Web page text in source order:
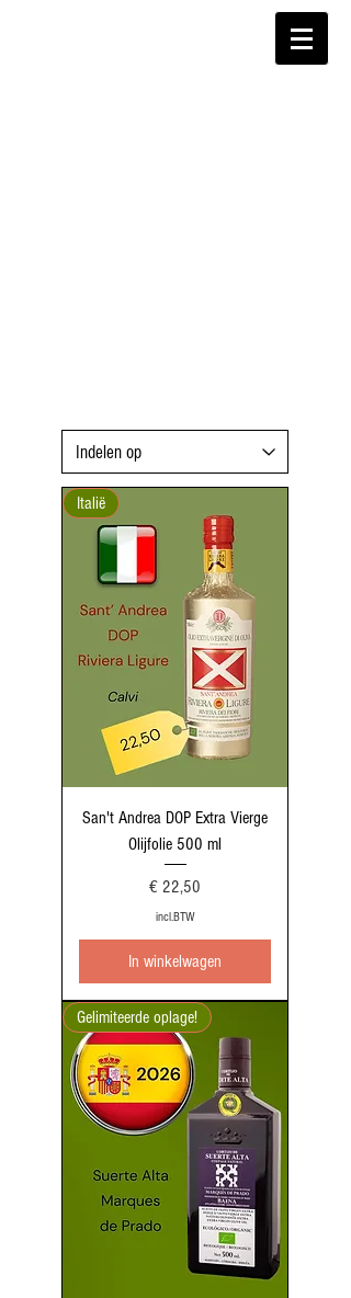
Italië
San't Andrea DOP Extra Vierge
Olijfolie 500 ml
Prijs
€ 22,50
incl.BTW
In winkelwagen
Gelimiteerde oplage!